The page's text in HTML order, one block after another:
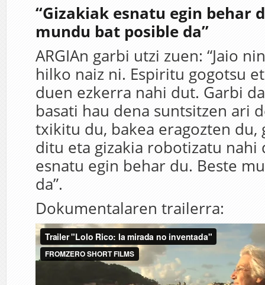
“Gizakiak esnatu egin behar
mundu bat posible da”
ARGIAn garbi utzi zuen: “Jaio
hilko naiz ni. Espiritu gogotsu
duen ezkerra nahi dut. Garbi
basati hau dena suntsitzen ari
txikitu du, bakea eragozten du,
ditu eta gizakia robotizatu nahi
esnatu egin behar du. Beste
da”.
Dokumentalaren trailerra: